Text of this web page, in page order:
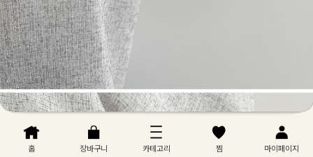
홈 장바구니 카테고리 찜 마이페이지